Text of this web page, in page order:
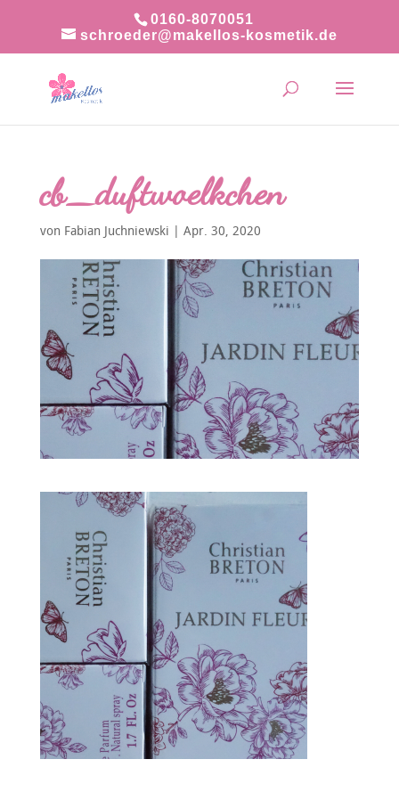
0160-8070051
schroeder@makellos-kosmetik.de
cb_duftwoelkchen
von Fabian Juchniewski | Apr. 30, 2020